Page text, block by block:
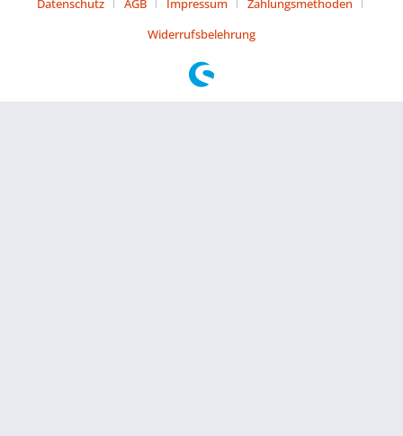
Datenschutz
AGB Impressum
Zahlungsmethoden
Widerrufsbelehrung